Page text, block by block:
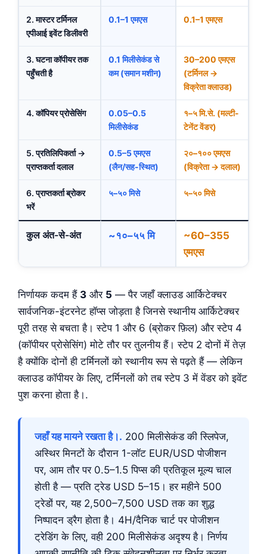
2. मास्टर टर्मिनल
एपीआई इवेंट डिलीवरी
0.1–1 एमएस 0.1–1 एमएस
3. घटना कॉपीयर तक
पहुँचती है
0.1 मिलीसेकंड से
कम (समान मशीन)
30–200 एमएस
(टर्मिनल →
विक्रेता क्लाउड)
4. कॉपियर प्रोसेसिंग
0.05–0.5
मिलीसेकंड
१–५ मि.से. (मल्टी-
टेनेंट वेंडर)
5. प्रतिलिपिकर्ता →
प्राप्तकर्ता दलाल
0.5–5 एमएस
(लैन/सह-स्थित)
२०–१०० एमएस
(विक्रेता → दलाल)
6. प्राप्तकर्ता ब्रोकर
भरें
५–५० मिसे ५–५० मिसे
कुल अंत-से-अंत ~१०–५५ मि
~60–355
एमएस
निर्णायक कदम हैं 3 और 5 — पैर जहाँ क्लाउड आर्किटेक्चर
सार्वजनिक-इंटरनेट हॉप्स जोड़ता है जिनसे स्थानीय आर्किटेक्चर
पूरी तरह से बचता है। स्टेप 1 और 6 (ब्रोकर फ़िल) और स्टेप 4
(कॉपीयर प्रोसेसिंग) मोटे तौर पर तुलनीय हैं। स्टेप 2 दोनों में तेज़
है क्योंकि दोनों ही टर्मिनलों को स्थानीय रूप से पढ़ते हैं — लेकिन
क्लाउड कॉपीयर के लिए, टर्मिनलों को तब स्टेप 3 में वेंडर को इवेंट
पुश करना होता है।.
जहाँ यह मायने रखता है।. 200 मिलीसेकंड की स्लिपेज,
अस्थिर मिनटों के दौरान 1-लॉट EUR/USD पोजीशन
पर, आम तौर पर 0.5–1.5 पिप्स की प्रतिकूल मूल्य चाल
होती है — प्रति ट्रेड USD 5–15। हर महीने 500
ट्रेडों पर, यह 2,500–7,500 USD तक का शुद्ध
निष्पादन ड्रैग होता है। 4H/दैनिक चार्ट पर पोजीशन
ट्रेडिंग के लिए, वही 200 मिलीसेकंड अदृश्य है। निर्णय